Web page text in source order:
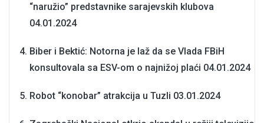
“naružio” predstavnike sarajevskih klubova
04.01.2024
Biber i Bektić: Notorna je laž da se Vlada FBiH
konsultovala sa ESV-om o najnižoj plaći 04.01.2024
Robot “konobar” atrakcija u Tuzli 03.01.2024